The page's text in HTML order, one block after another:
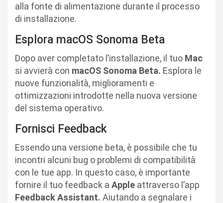
alla fonte di alimentazione durante il processo
di installazione.
Esplora macOS Sonoma Beta
Dopo aver completato l’installazione, il tuo Mac
si avvierà con macOS Sonoma Beta. Esplora le
nuove funzionalità, miglioramenti e
ottimizzazioni introdotte nella nuova versione
del sistema operativo.
Fornisci Feedback
Essendo una versione beta, è possibile che tu
incontri alcuni bug o problemi di compatibilità
con le tue app. In questo caso, è importante
fornire il tuo feedback a Apple attraverso l’app
Feedback Assistant. Aiutando a segnalare i